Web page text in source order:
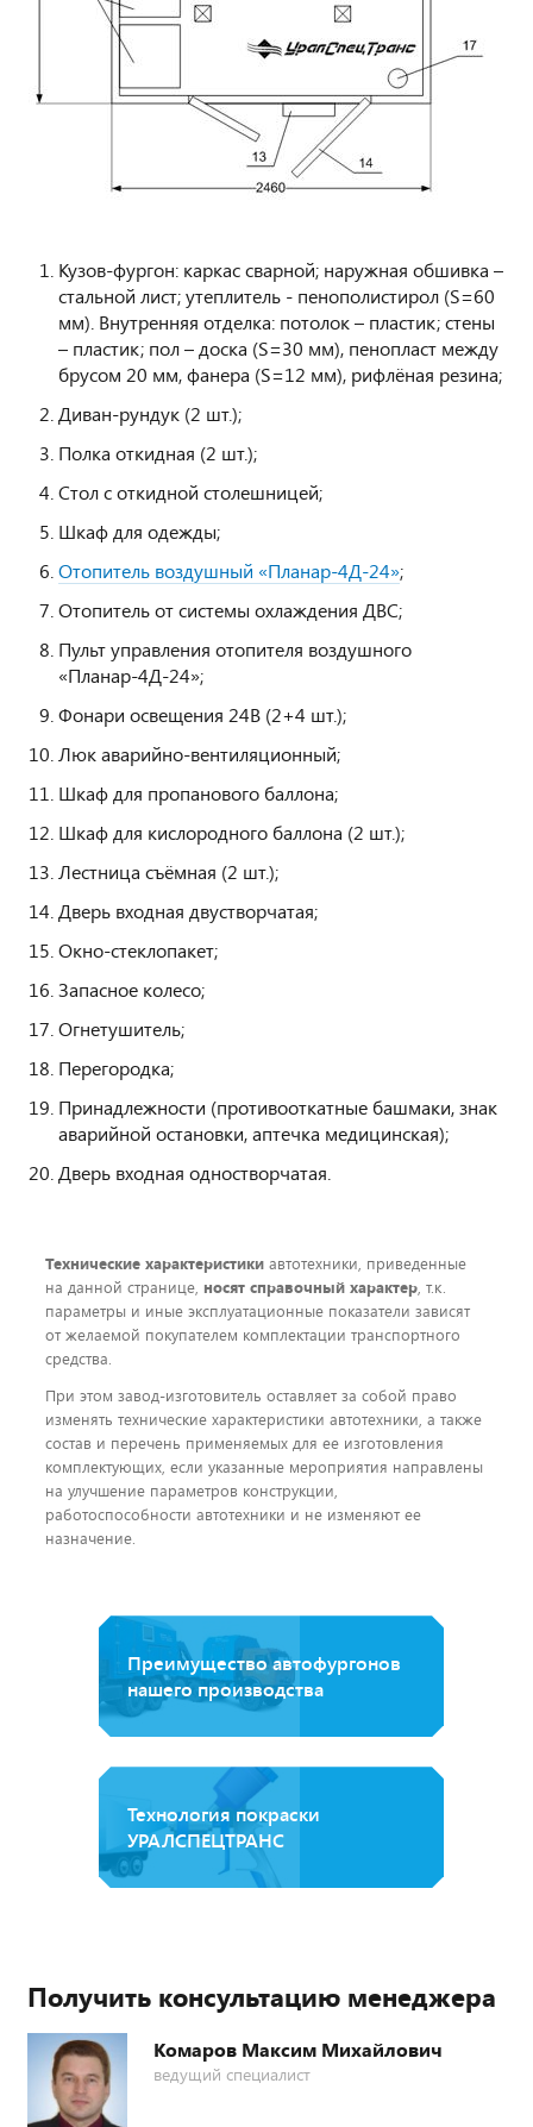
Кузов-фургон: каркас сварной; наружная обшивка –
стальной лист; утеплитель - пенополистирол (S=60
мм). Внутренняя отделка: потолок – пластик; стены
– пластик; пол – доска (S=30 мм), пенопласт между
брусом 20 мм, фанера (S=12 мм), рифлёная резина;
Диван-рундук (2 шт.);
Полка откидная (2 шт.);
Стол с откидной столешницей;
Шкаф для одежды;
Отопитель воздушный «Планар-4Д-24»;
Отопитель от системы охлаждения ДВС;
Пульт управления отопителя воздушного
«Планар-4Д-24»;
Фонари освещения 24В (2+4 шт.);
Люк аварийно-вентиляционный;
Шкаф для пропанового баллона;
Шкаф для кислородного баллона (2 шт.);
Лестница съёмная (2 шт.);
Дверь входная двустворчатая;
Окно-стеклопакет;
Запасное колесо;
Огнетушитель;
Перегородка;
Принадлежности (противооткатные башмаки, знак
аварийной остановки, аптечка медицинская);
Дверь входная одностворчатая.
Технические характеристики автотехники, приведенные
на данной странице, носят справочный характер, т.к.
параметры и иные эксплуатационные показатели зависят
от желаемой покупателем комплектации транспортного
средства.
При этом завод-изготовитель оставляет за собой право
изменять технические характеристики автотехники, а также
состав и перечень применяемых для ее изготовления
комплектующих, если указанные мероприятия направлены
на улучшение параметров конструкции,
работоспособности автотехники и не изменяют ее
назначение.
Преимущество автофургонов
нашего производства
Технология покраски
УРАЛСПЕЦТРАНС
Получить консультацию менеджера
Комаров Максим Михайлович
ведущий специалист